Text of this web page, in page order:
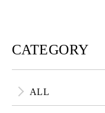
CATEGORY
ALL